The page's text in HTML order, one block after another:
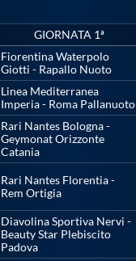
GIORNATA 1ª
Fiorentina Waterpolo
Giotti - Rapallo Nuoto
Linea Mediterranea
Imperia - Roma Pallanuoto
Rari Nantes Bologna -
Geymonat Orizzonte
Catania
Rari Nantes Florentia -
Rem Ortigia
Diavolina Sportiva Nervi -
Beauty Star Plebiscito
Padova